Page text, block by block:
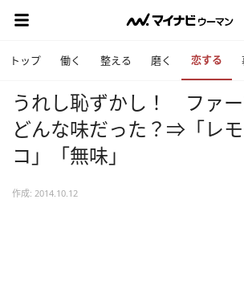
トップ 働く 整える 磨く 恋する
うれし恥ずかし！ ファ
どんな味だった？⇒「レ
コ」「無味」
作成: 2014.10.12